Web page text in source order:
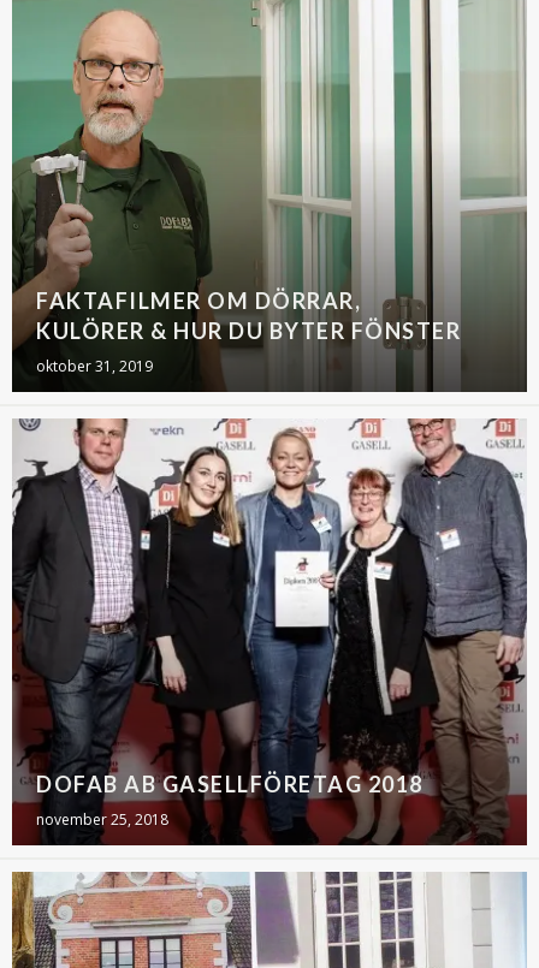
FAKTAFILMER OM DÖRRAR,
KULÖRER & HUR DU BYTER FÖNSTER
oktober 31, 2019
DOFAB AB GASELLFÖRETAG 2018
november 25, 2018